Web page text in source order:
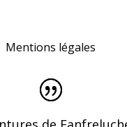
Mentions légales